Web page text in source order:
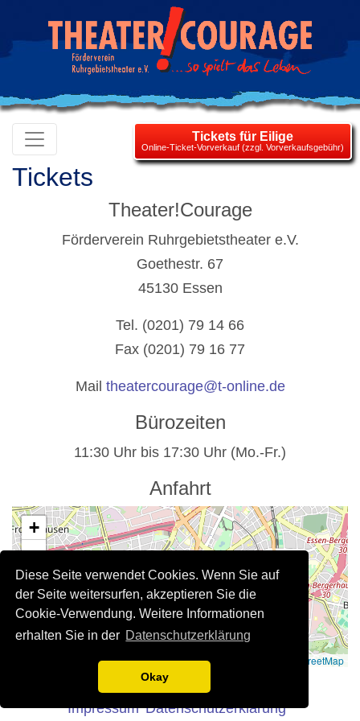
Diese Seite verwendet Cookies. Wenn Sie auf
der Seite weitersurfen, akzeptieren Sie die
Cookie-Verwendung. Weitere Informationen
erhalten Sie in der Datenschutzerklärung
Okay
Tickets für Eilige
Online-Ticket-Vorverkauf (zzgl. Vorverkaufsgebühr)
Tickets
Theater!Courage
Förderverein Ruhrgebietstheater e.V.
Goethestr. 67
45130 Essen
Tel. (0201) 79 14 66
Fax (0201) 79 16 77
Mail theatercourage@t-online.de
Bürozeiten
11:30 Uhr bis 17:30 Uhr (Mo.-Fr.)
Anfahrt
+
−
OpenStreetMap
Rechtliche Hinweise
Impressum Datenschutzerklärung